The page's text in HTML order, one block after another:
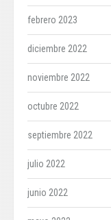
febrero 2023
diciembre 2022
noviembre 2022
octubre 2022
septiembre 2022
julio 2022
junio 2022